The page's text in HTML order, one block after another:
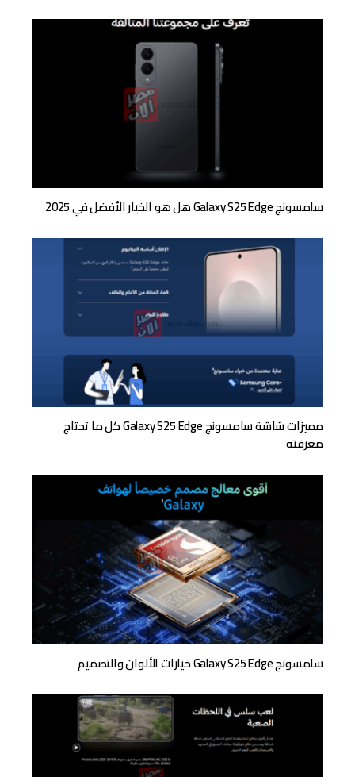
سامسونج Galaxy S25 Edge هل هو الخيار الأفضل في 2025
مميزات شاشة سامسونج Galaxy S25 Edge كل ما تحتاج
معرفته
سامسونج Galaxy S25 Edge خيارات الألوان والتصميم